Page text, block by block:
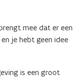
mee dat er een
je hebt geen idee
is een groot